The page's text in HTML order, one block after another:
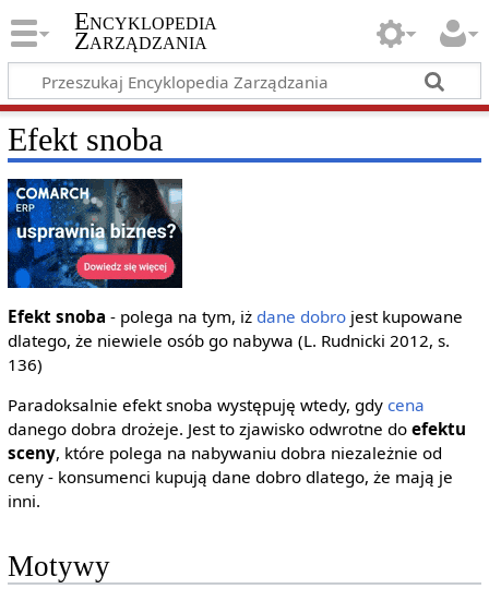
Encyklopedia
Zarządzania
Efekt snoba
Efekt snoba - polega na tym, iż dane dobrojest kupowane
dlatego, że niewiele osób go nabywa (L. Rudnicki 2012, s.
136)
Paradoksalnie efekt snoba występuję wtedy, gdy cena
danego dobra drożeje. Jest to zjawisko odwrotne do efektu
sceny, które polega na nabywaniu dobra niezależnie od
ceny - konsumenci kupują dane dobro dlatego, że mają je
inni.
Motywy